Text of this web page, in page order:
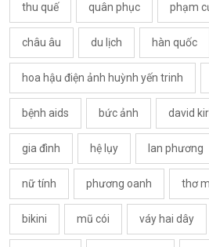
thu quế quân phục phạm
châu âu du lịch hàn quốc
hoa hậu điện ảnh huỳnh yến trinh
bệnh aids bức ảnh david
gia đình hệ lụy lan phương
nữ tính phương oanh thơ
bikini mũ cói váy hai dây